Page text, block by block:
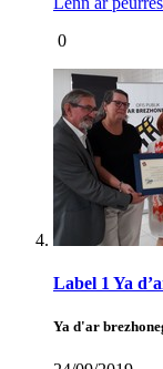
0
Label 1 Ya
Ya d'ar